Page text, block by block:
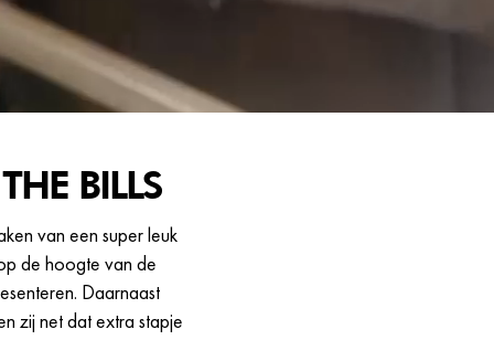
BILLS
van een super leuk
de hoogte van de
Daarnaast
zij net dat extra stapje